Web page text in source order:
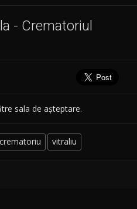
- Crematoriul
sala de așteptare.
crematoriu vitraliu